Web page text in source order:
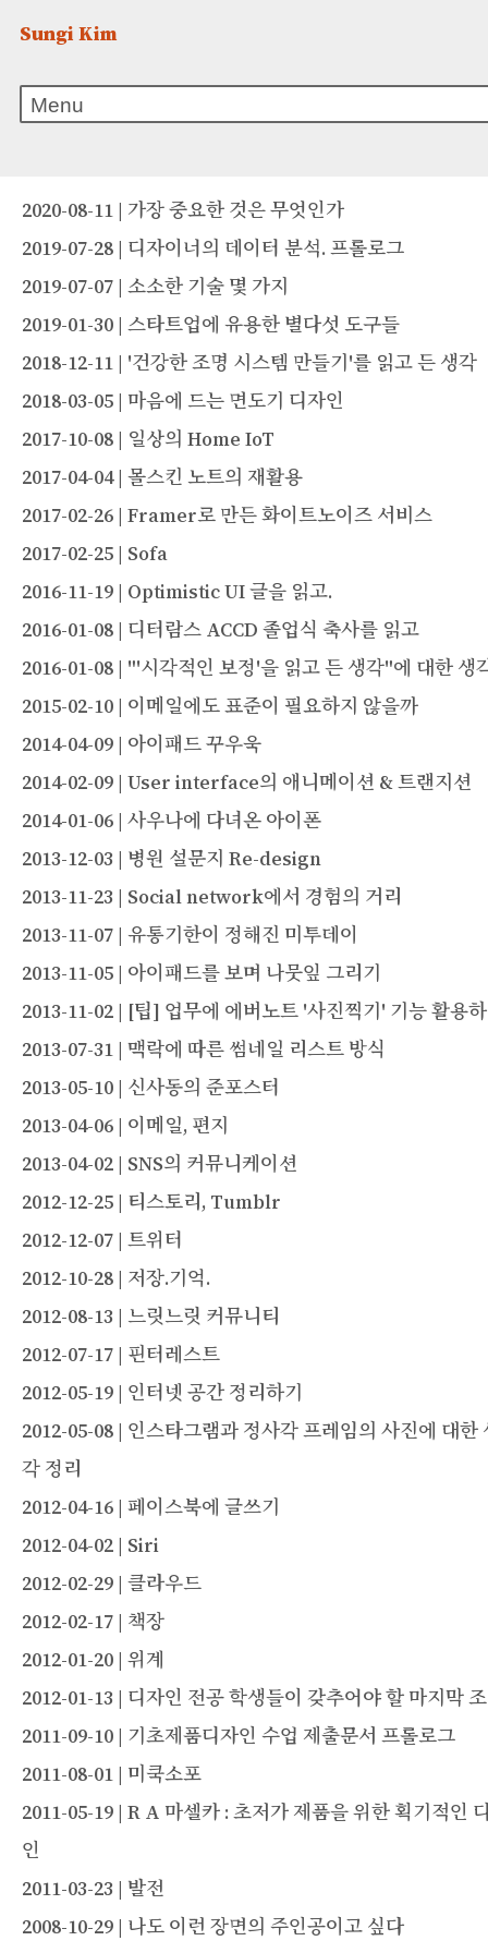
Sungi Kim
2020-08-11 | 가장 중요한 것은 무엇인가
2019-07-28 | 디자이너의 데이터 분석. 프롤로그
2019-07-07 | 소소한 기술 몇 가지
2019-01-30 | 스타트업에 유용한 별다섯 도구들
2018-12-11 | '건강한 조명 시스템 만들기'를 읽고 든 생각
2018-03-05 | 마음에 드는 면도기 디자인
2017-10-08 | 일상의 Home IoT
2017-04-04 | 몰스킨 노트의 재활용
2017-02-26 | Framer로 만든 화이트노이즈 서비스
2017-02-25 | Sofa
2016-11-19 | Optimistic UI 글을 읽고.
2016-01-08 | 디터람스 ACCD 졸업식 축사를 읽고
2016-01-08 | "'시각적인 보정'을 읽고 든 생각"에 대한 생
2015-02-10 | 이메일에도 표준이 필요하지 않을까
2014-04-09 | 아이패드 꾸우욱
2014-02-09 | User interface의 애니메이션 & 트랜지션
2014-01-06 | 사우나에 다녀온 아이폰
2013-12-03 | 병원 설문지 Re-design
2013-11-23 | Social network에서 경험의 거리
2013-11-07 | 유통기한이 정해진 미투데이
2013-11-05 | 아이패드를 보며 나뭇잎 그리기
2013-11-02 | [팁] 업무에 에버노트 '사진찍기' 기능 활용
2013-07-31 | 맥락에 따른 썸네일 리스트 방식
2013-05-10 | 신사동의 준포스터
2013-04-06 | 이메일, 편지
2013-04-02 | SNS의 커뮤니케이션
2012-12-25 | 티스토리, Tumblr
2012-12-07 | 트위터
2012-10-28 | 저장.기억.
2012-08-13 | 느릿느릿 커뮤니티
2012-07-17 | 핀터레스트
2012-05-19 | 인터넷 공간 정리하기
2012-05-08 | 인스타그램과 정사각 프레임의 사진에 대한
각 정리
2012-04-16 | 페이스북에 글쓰기
2012-04-02 | Siri
2012-02-29 | 클라우드
2012-02-17 | 책장
2012-01-20 | 위계
2012-01-13 | 디자인 전공 학생들이 갖추어야 할 마지막
2011-09-10 | 기초제품디자인 수업 제출문서 프롤로그
2011-08-01 | 미쿡소포
2011-05-19 | R A 마셀카 : 초저가 제품을 위한 획기적인
인
2011-03-23 | 발전
2008-10-29 | 나도 이런 장면의 주인공이고 싶다